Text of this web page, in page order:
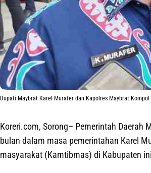
Bupati Maybrat Karel Murafer dan Kapolres Maybrat Kompol
Koreri.com, Sorong– Pemerintah Daerah
bulan dalam masa pemerintahan Karel
masyarakat (Kamtibmas) di Kabupaten